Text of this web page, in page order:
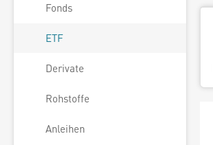
Fonds
ETF
Derivate
Rohstoffe
Anleihen